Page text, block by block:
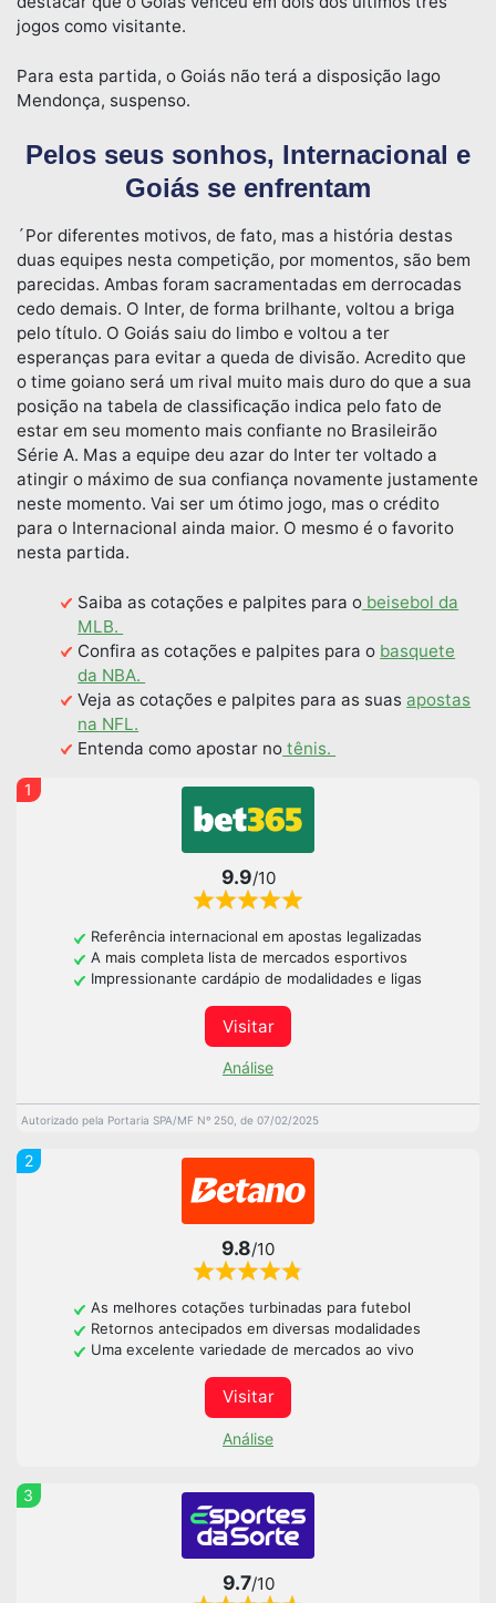
jogos como visitante.
Para esta partida, o Goiás não terá a disposição Iago
Mendonça, suspenso.
Pelos seus sonhos, Internacional e
Goiás se enfrentam
´Por diferentes motivos, de fato, mas a história destas
duas equipes nesta competição, por momentos, são bem
parecidas. Ambas foram sacramentadas em derrocadas
cedo demais. O Inter, de forma brilhante, voltou a briga
pelo título. O Goiás saiu do limbo e voltou a ter
esperanças para evitar a queda de divisão. Acredito que
o time goiano será um rival muito mais duro do que a sua
posição na tabela de classificação indica pelo fato de
estar em seu momento mais confiante no Brasileirão
Série A. Mas a equipe deu azar do Inter ter voltado a
atingir o máximo de sua confiança novamente justamente
neste momento. Vai ser um ótimo jogo, mas o crédito
para o Internacional ainda maior. O mesmo é o favorito
nesta partida.
Saiba as cotações e palpites para o beisebol da
MLB.
Confira as cotações e palpites para o basquete
da NBA.
Veja as cotações e palpites para as suasapostas
na NFL.
Entenda como apostar no tênis.
1
9.9/10
Referência internacional em apostas legalizadas
A mais completa lista de mercados esportivos
Impressionante cardápio de modalidades e ligas
Visitar
Análise
Autorizado pela Portaria SPA/MF Nº 250, de 07/02/2025
2
9.8/10
As melhores cotações turbinadas para futebol
Retornos antecipados em diversas modalidades
Uma excelente variedade de mercados ao vivo
Visitar
Análise
3
9.7/10